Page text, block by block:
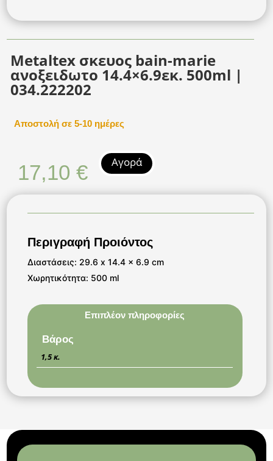
Metaltex σκευος bain-marie
ανοξειδωτο 14.4×6.9εκ. 500ml |
034.222202
Αποστολή σε 5-10 ημέρες
17,10€ Αγορά
Περιγραφή Προιόντος
Διαστάσεις: 29.6 x 14.4 x 6.9 cm
Χωρητικότητα: 500 ml
Επιπλέον πληροφορίες
Βάρος
1,5 κ.